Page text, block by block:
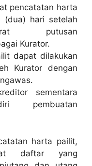
pencatatan harta
(dua) hari setelah
putusan
Kurator.
dapat dilakukan
Kurator dengan
sementara
pembuatan
harta pailit,
daftar yang